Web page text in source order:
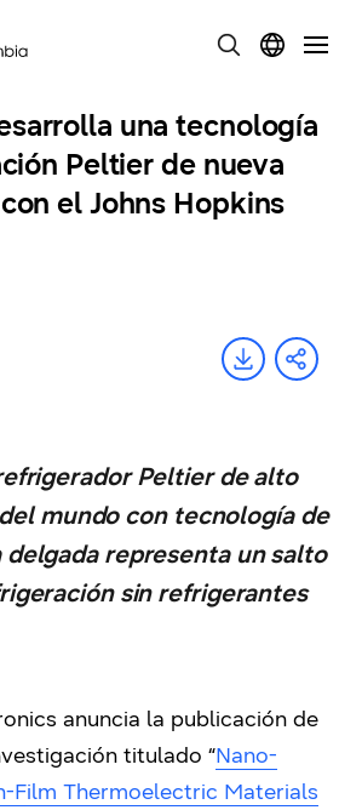
una tecnología
Peltier de nueva
el Johns Hopkins
Peltier de alto
mundo con tecnología de
representa un salto
sin refrigerantes
anuncia la publicación de
titulado “Nano-
Film Thermoelectric Materials